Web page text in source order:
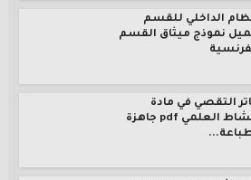
الداخلي للقسم
نموذج ميثاق القسم
التقصي في مادة
النشاط العلمي pdf جاهزة